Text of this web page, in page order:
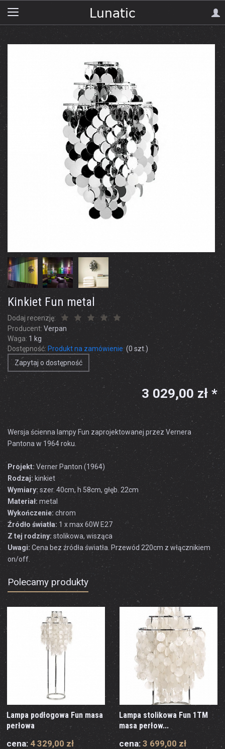
Kinkiet Fun metal
Dodaj recenzję:
Producent: Verpan
Waga: 1 kg
Dostępność: Produkt na zamówienie (0 szt.)
Zapytaj o dostępność
3 029,00 zł *
Wersja ścienna lampy Fun zaprojektowanej przez Vernera
Pantona w 1964 roku.
Projekt:Verner Panton (1964)
Rodzaj: kinkiet
Wymiary: szer. 40cm, h 58cm, głęb. 22cm
Materiał: metal
Wykończenie: chrom
Źródło światła: 1 x max 60W E27
Z tej rodziny: stolikowa, wisząca
Uwagi: Cena bez źródła światła. Przewód 220cm z włącznikiem
on/off.
Polecamy produkty
Lampa podłogowa Fun masa
perłowa
cena: 4 329,00 zł
Lampa stolikowa Fun 1TM
masa perłow...
cena: 3 699,00 zł